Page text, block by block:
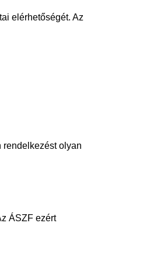
elérhetőségét. Az
rendelkezést olyan
ÁSZF ezért